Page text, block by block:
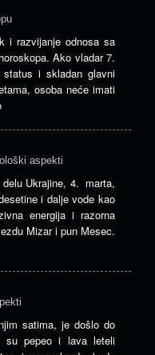
i razvijanje odnosa sa
Ako vladar 7.
i skladan glavni
osoba neće imati
aspekti
Ukrajine, 4. marta,
i dalje vode kao
energija i razorna
Mizar i pun Mesec.
satima, je došlo do
su pepeo i lava leteli